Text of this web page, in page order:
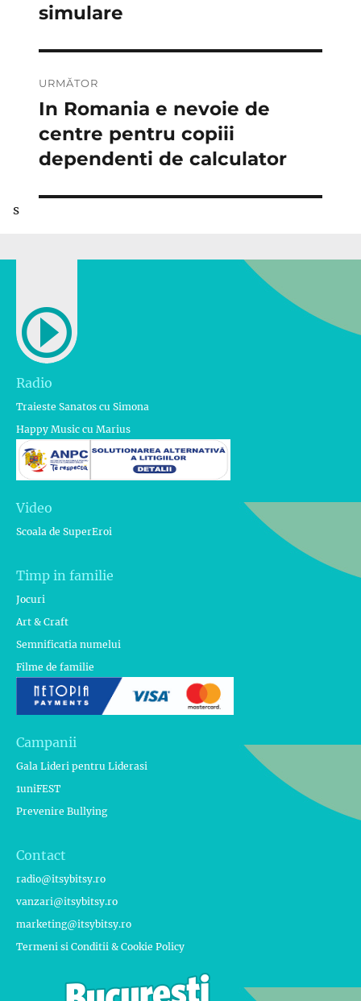
articole
anterior:
simulare
URMĂTOR
Articolul
următor:
In Romania e nevoie de
centre pentru copiii
dependenti de calculator
s
Radio
Traieste Sanatos cu Simona
Happy Music cu Marius
Video
Scoala de SuperEroi
Timp in familie
Jocuri
Art & Craft
Semnificatia numelui
Filme de familie
Campanii
Gala Lideri pentru Liderasi
1uniFEST
Prevenire Bullying
Contact
radio@itsybitsy.ro
vanzari@itsybitsy.ro
marketing@itsybitsy.ro
Termeni si Conditii & Cookie Policy